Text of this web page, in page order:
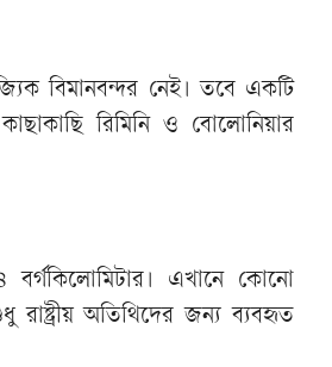
বিমানবন্দর নেই। তবে একটি
রিমিনি ও বোলোনিয়ার
বর্গকিলোমিটার। এখানে কোনো
রাষ্ট্রীয় অতিথিদের জন্য ব্যবহৃত